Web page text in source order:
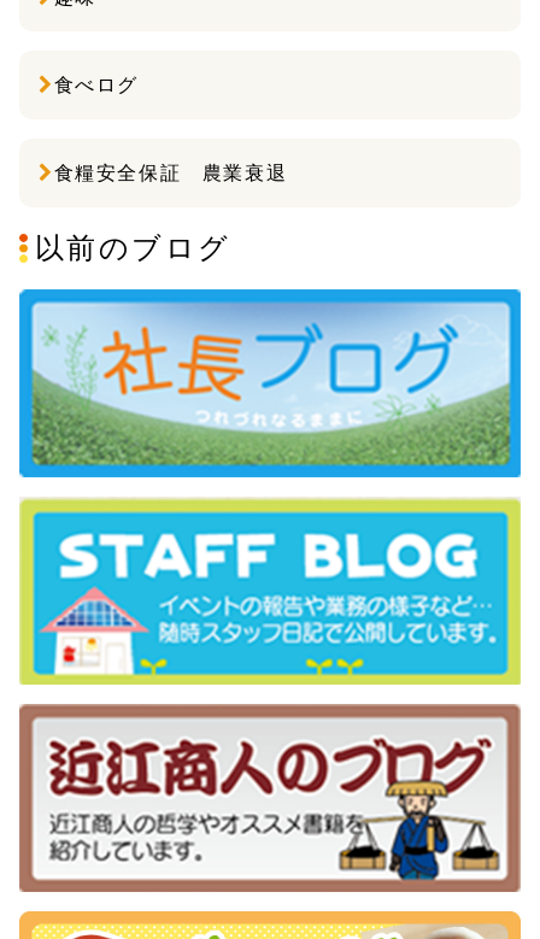
食べログ
食糧安全保証 農業衰退
以前のブログ